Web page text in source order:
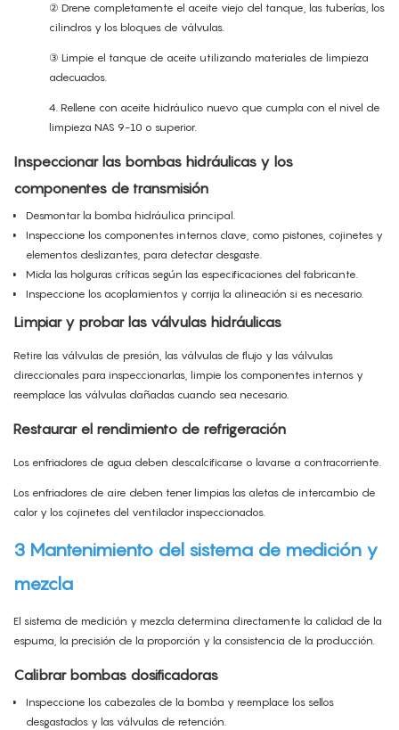
② Drene completamente el aceite viejo del tanque, las tuberías, los
cilindros y los bloques de válvulas.
③ Limpie el tanque de aceite utilizando materiales de limpieza
adecuados.
4. Rellene con aceite hidráulico nuevo que cumpla con el nivel de
limpieza NAS 9-10 o superior.
Inspeccionar las bombas hidráulicas y los
componentes de transmisión
Desmontar la bomba hidráulica principal.
Inspeccione los componentes internos clave, como pistones, cojinetes y
elementos deslizantes, para detectar desgaste.
Mida las holguras críticas según las especificaciones del fabricante.
Inspeccione los acoplamientos y corrija la alineación si es necesario.
Limpiar y probar las válvulas hidráulicas
Retire las válvulas de presión, las válvulas de flujo y las válvulas
direccionales para inspeccionarlas, limpie los componentes internos y
reemplace las válvulas dañadas cuando sea necesario.
Restaurar el rendimiento de refrigeración
Los enfriadores de agua deben descalcificarse o lavarse a contracorriente.
Los enfriadores de aire deben tener limpias las aletas de intercambio de
calor y los cojinetes del ventilador inspeccionados.
3 Mantenimiento del sistema de medición y
mezcla
El sistema de medición y mezcla determina directamente la calidad de la
espuma, la precisión de la proporción y la consistencia de la producción.
Calibrar bombas dosificadoras
Inspeccione los cabezales de la bomba y reemplace los sellos
desgastados y las válvulas de retención.